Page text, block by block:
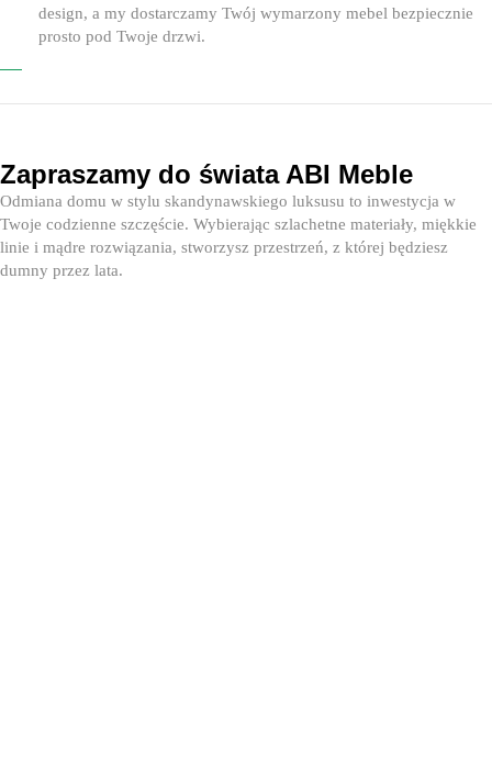
design, a my dostarczamy Twój wymarzony mebel bezpiecznie
prosto pod Twoje drzwi.
Zapraszamy do świata ABI Meble
Odmiana domu w stylu skandynawskiego luksusu to inwestycja w
Twoje codzienne szczęście. Wybierając szlachetne materiały, miękkie
linie i mądre rozwiązania, stworzysz przestrzeń, z której będziesz
dumny przez lata.